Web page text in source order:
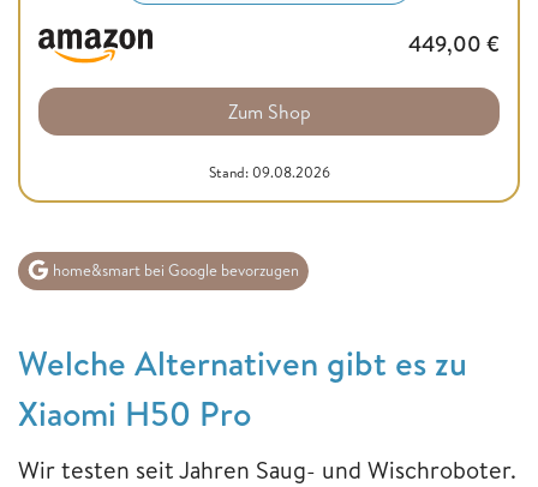
449,00 €
Zum Shop
Stand: 09.08.2026
home&smart bei Google bevorzugen
Welche Alternativen gibt es zu
Xiaomi H50 Pro
Wir testen seit Jahren Saug- und Wischroboter.